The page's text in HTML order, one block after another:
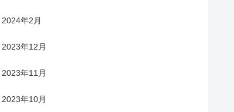
2024年2月
2023年12月
2023年11月
2023年10月